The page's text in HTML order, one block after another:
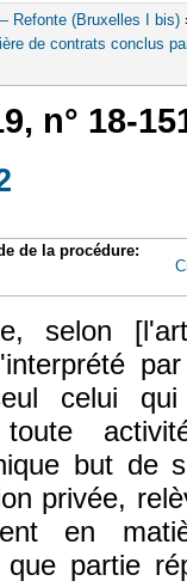
Refonte (Bruxelles I bis)
de contrats conclus
n° 18-
de la procédure:
selon
celui
toute
but de
privée,
en
partie